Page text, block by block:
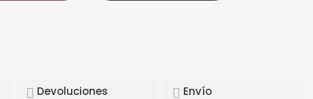
Devoluciones Envío